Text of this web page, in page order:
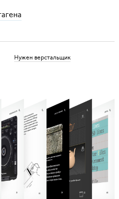
Нужен верстальщик